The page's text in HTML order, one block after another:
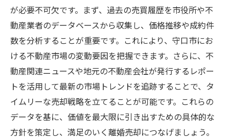
が必要不可欠です。まず、過去の売買履歴を市役所や不
動産業者のデータベースから収集し、価格推移や成約件
数を分析することが重要です。これにより、守口市にお
ける不動産市場の変動要因を把握できます。さらに、不
動産関連ニュースや地元の不動産会社が発行するレポー
トを活用して最新の市場トレンドを追跡することで、タ
イムリーな売却戦略を立てることが可能です。これらの
データを基に、価値を最大限に引き出すための具体的な
方針を策定し、満足のいく離婚売却につなげましょう。